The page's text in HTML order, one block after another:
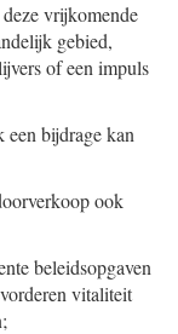
vrijkomende
gebied,
of een impuls
een bijdrage kan
ook
beleidsopgaven
vitaliteit